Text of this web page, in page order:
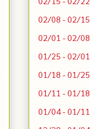
02/08 - 02/15
02/01 - 02/08
01/25 - 02/01
01/18 - 01/25
01/11 - 01/18
01/04 - 01/11